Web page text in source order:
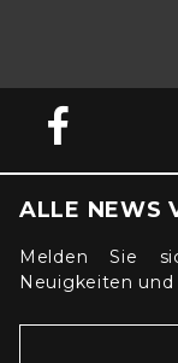
ALLE NEWS
Melden Sie
Neuigkeiten und